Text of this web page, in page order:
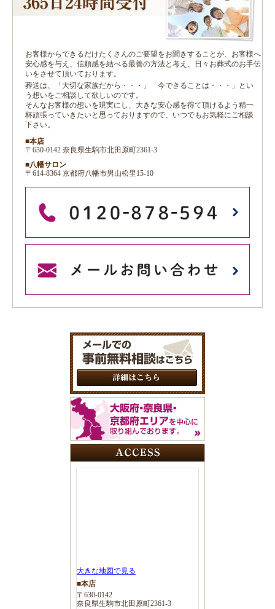
お客様からできるだけたくさんのご要望をお聞きすることが、お客様へ
安心感を与え、信頼感を結べる最善の方法と考え、日々お葬式のお手伝
いをさせて頂いております。
葬送は、「大切な家族だから・・・」「今できることは・・・」とい
う想いをご相談して欲しいのです。
そんなお客様の想いを現実にし、大きな安心感を得て頂けるよう精一
杯頑張っていきたいと思っておりますので、いつでもお気軽にご相談
下さい。
■本店
〒630-0142 奈良県生駒市北田原町2361-3
■八幡サロン
〒614-8364 京都府八幡市男山松里15-10
大きな地図で見る
■本店
〒630-0142
奈良県生駒市北田原町2361-3